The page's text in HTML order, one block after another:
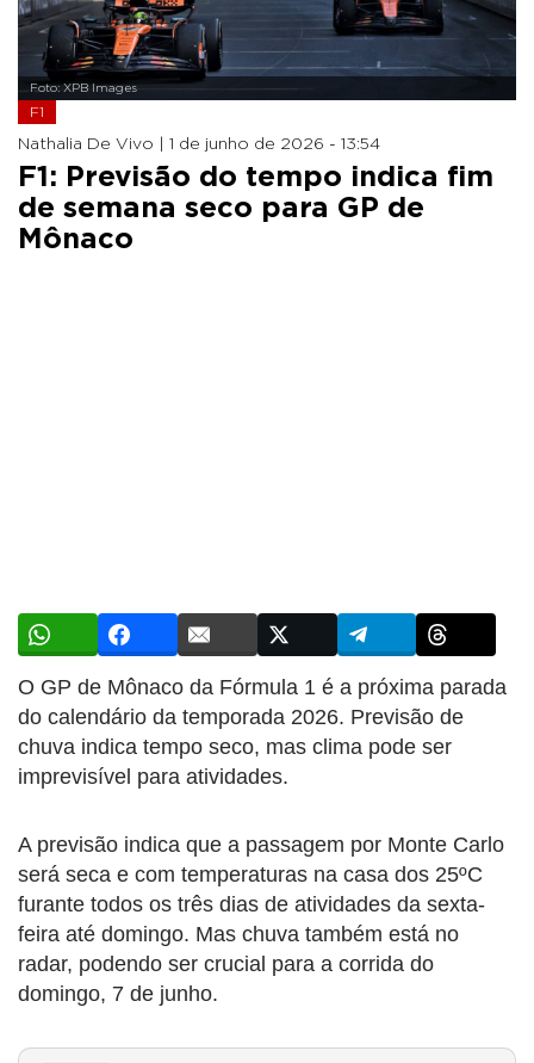
Foto: XPB Images
F1
Nathalia De Vivo | 1 de junho de 2026 - 13:54
F1: Previsão do tempo indica fim
de semana seco para GP de
Mônaco
O GP de Mônaco da Fórmula 1 é a próxima parada
do calendário da temporada 2026. Previsão de
chuva indica tempo seco, mas clima pode ser
imprevisível para atividades.
A previsão indica que a passagem por Monte Carlo
será seca e com temperaturas na casa dos 25ºC
furante todos os três dias de atividades da sexta-
feira até domingo. Mas chuva também está no
radar, podendo ser crucial para a corrida do
domingo, 7 de junho.